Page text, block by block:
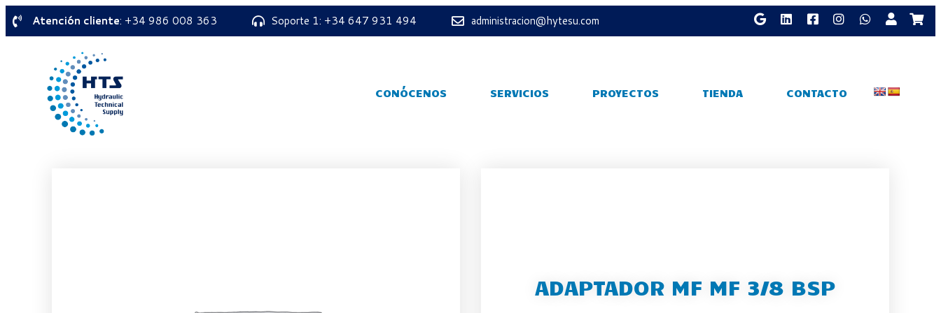
Atención cliente: +34 986 008 363 Soporte 1: +34 647 931 494 administracion@hytesu.com
CONÓCENOS SERVICIOS PROYECTOS TIENDA CONTACTO
ADAPTADOR MF MF 3/8 BSP